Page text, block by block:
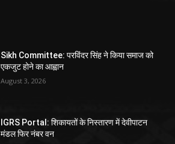
Sikh Committee: परविंदर सिंह ने किया समाज को
एकजुट होने का आह्वान
August 3, 2026
IGRS Portal: शिकायतों के निस्तारण में देवीपाटन
मंडल फिर नंबर वन